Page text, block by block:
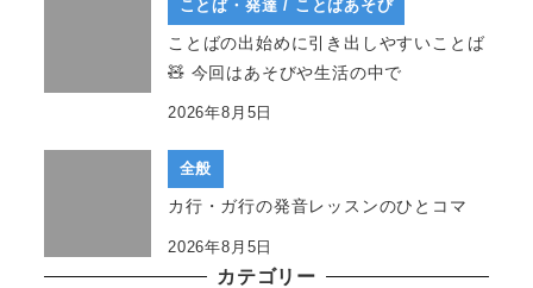
カテゴリー
ことば・発達 / ことばあそび
ことばの出始めに引き出しやすいことば
🧸 今回はあそびや生活の中で
2026年8月5日
全般
カ行・ガ行の発音レッスンのひとコマ
2026年8月5日